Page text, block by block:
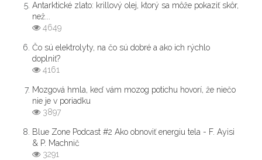
Antarktické zlato: krillový olej, ktorý sa môže pokaziť skôr,
než...
4649
Čo sú elektrolyty, na čo sú dobré a ako ich rýchlo
doplniť?
4161
Mozgová hmla, keď vám mozog potichu hovorí, že niečo
nie je v poriadku
3897
Blue Zone Podcast #2 Ako obnoviť energiu tela - F. Ayisi
& P. Machnič
3291